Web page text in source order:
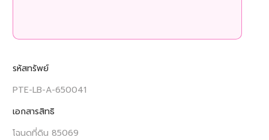
รหัสทรัพย์
PTE-LB-A-650041
เอกสารสิทธิ
โฉนดที่ดิน 85069